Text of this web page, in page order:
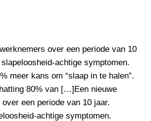
over een periode van 10
achtige symptomen.
meer kans om “slaap in te halen”.
80% van […]Een nieuwe
een periode van 10 jaar.
achtige symptomen.